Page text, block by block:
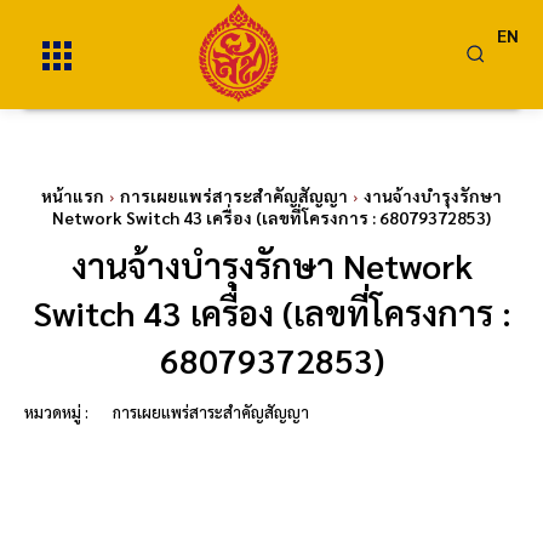
EN
หน้าแรก การเผยแพร่สาระสำคัญสัญญา
งานจ้างบำรุงรักษา
Network Switch 43 เครื่อง (เลขที่โครงการ : 68079372853)
งานจ้างบำรุงรักษา Network
Switch 43 เครื่อง (เลขที่โครงการ :
68079372853)
หมวดหมู่ : การเผยแพร่สาระสำคัญสัญญา